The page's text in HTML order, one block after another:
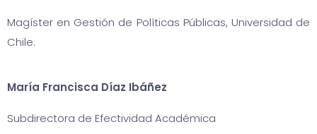
Magíster en Gestión de Políticas Públicas, Universidad de
Chile.
María Francisca Díaz Ibáñez
Subdirectora de Efectividad Académica